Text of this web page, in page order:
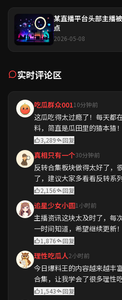
某直播平台头部主播
点
2026-05-08
实时评论区
吃瓜群众00110分钟前
这瓜吃得太过瘾了！每天都
料，简直是瓜田里的猹本猹！
3,289 回复
真相只有一个30分钟前
反转合集板块做得太好了，
了，建议大家多看看反转系
2,156 回复
追星少女小圆1小时前
主播资讯这块太及时了，每
一时间知道，希望继续更新！
1,876 回复
理性吃瓜人2小时前
今日爆料王的内容越来越丰
合集，让我学会了很多理性
1,543 回复